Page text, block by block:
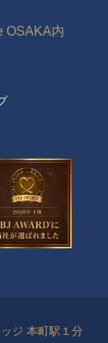
OSAKA内
ジ 本町駅１分